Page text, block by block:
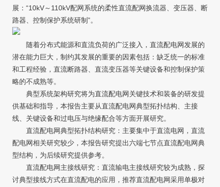
展：“10kV～110kV配网系统的柔性直流配网换流器、变压器、断
路器、控制保护系统研制”。
随着分布式能源和直流负荷的广泛接入，直流配电网发展的
潜在能力巨大，制约其发展的重要的因素包括：缺乏统一的标准
和工程经验，直流断路器、直流变压器等关键设备和控制保护策
略的不成熟等。
典型系统架构研究将为直流配电网关键技术和装备的研发提
供基础和指导，本报告主要从直流配电网典型拓扑结构、主接
线、关键设备和过电压与绝缘配合等方面开展研究。
直流配电网典型拓扑结构研究：主要集中于直流电网，直流
配电网相关研究较少，本报告研究提出六端七节点直流配电网典
型结构，为后续研究提供参考。
直流配电网主接线研究：直流输电主接线研究较为成熟，探
讨典型接线方式在直流配电的应用，推荐直流配电网采用单极对